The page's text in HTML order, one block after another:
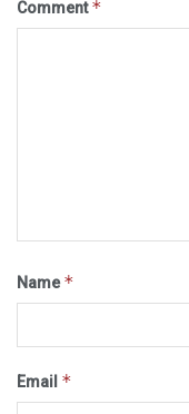
Comment*
Name*
Email *